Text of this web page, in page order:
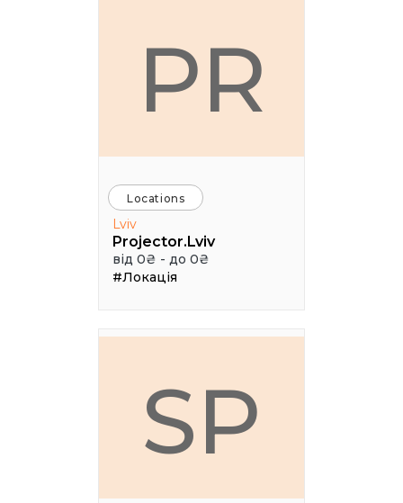
PR
Locations
Lviv
Projector.Lviv
від 0₴ - до 0₴
#Локація
SP